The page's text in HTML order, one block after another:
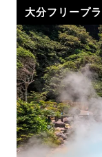
大分フリープ